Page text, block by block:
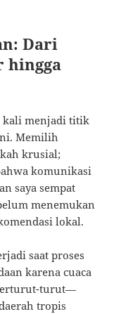
Dari
hingga
kali menjadi titik
Memilih
krusial;
komunikasi
saya sempat
menemukan
lokal.
saat proses
karena cuaca
turut—
tropis